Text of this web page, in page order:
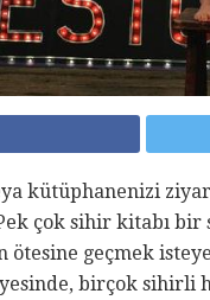
kütüphanenizi
çok sihir kitabı bir
ötesine geçmek
birçok sihirli